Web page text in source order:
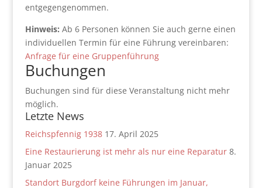
entgegengenommen.
Hinweis: Ab 6 Personen können Sie auch gerne einen
individuellen Termin für eine Führung vereinbaren:
Anfrage für eine Gruppenführung
Buchungen
Buchungen sind für diese Veranstaltung nicht mehr
möglich.
Letzte News
Reichspfennig 1938 17. April 2025
Eine Restaurierung ist mehr als nur eine Reparatur 8.
Januar 2025
Standort Burgdorf keine Führungen im Januar,